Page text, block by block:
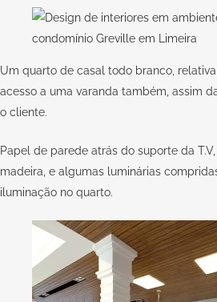
Um quarto de casal todo branco,
acesso a uma varanda também, assim
o cliente.
Papel de parede atrás do suporte da
madeira, e algumas luminárias
iluminação no quarto.